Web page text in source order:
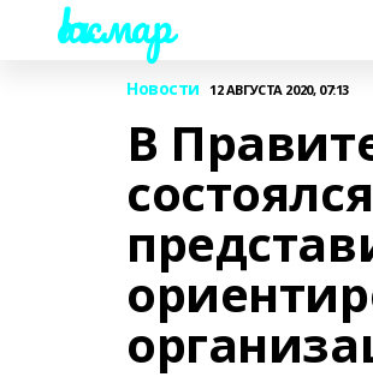
Һаҡмар
Новости 12 АВГУСТА 2020, 07:13
В